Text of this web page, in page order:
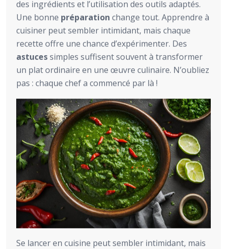
des ingrédients et l’utilisation des outils adaptés.
Une bonne préparation change tout. Apprendre à
cuisiner peut sembler intimidant, mais chaque
recette offre une chance d’expérimenter. Des
astucessimples suffisent souvent à transformer
un plat ordinaire en une œuvre culinaire. N’oubliez
pas : chaque chef a commencé par là !
Se lancer en cuisine peut sembler intimidant, mais